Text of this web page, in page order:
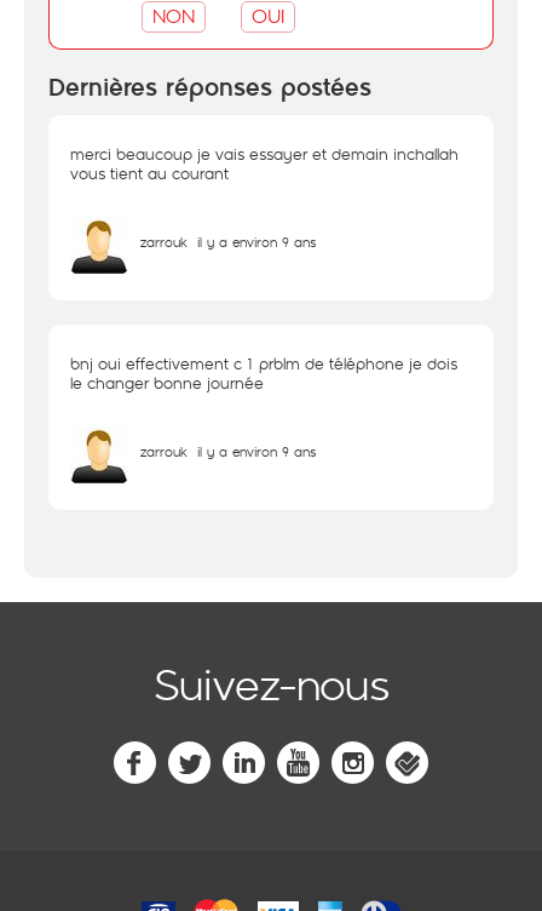
NON OUI
Dernières réponses postées
merci beaucoup je vais essayer et demain inchallah
vous tient au courant
zarrouk il y a environ 9 ans
bnj oui effectivement c 1 prblm de téléphone je dois
le changer bonne journée
zarrouk il y a environ 9 ans
Suivez-nous